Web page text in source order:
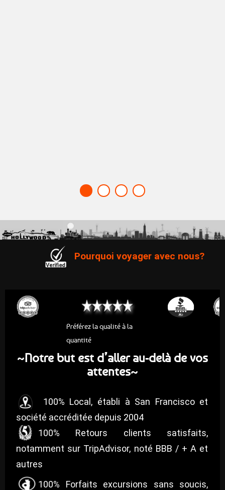
Pourquoi voyager avec nous?
Préférez la qualité à la
quantité
~Notre but est d’aller au-delà de vos
attentes~
100% Local, établi à San Francisco et
société accréditée depuis 2004
100% Retours clients satisfaits,
notamment sur TripAdvisor, noté BBB / + A et
autres
100% Forfaits excursions sans soucis,